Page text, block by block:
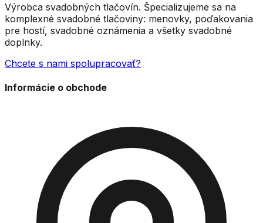
Výrobca svadobných tlačovín. Špecializujeme sa na
komplexné svadobné tlačoviny: menovky, poďakovania
pre hostí, svadobné oznámenia a všetky svadobné
doplnky.
Chcete s nami spolupracovať?
Informácie o obchode